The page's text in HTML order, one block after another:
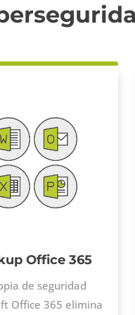
Office 365
de seguridad
Office 365 elimina